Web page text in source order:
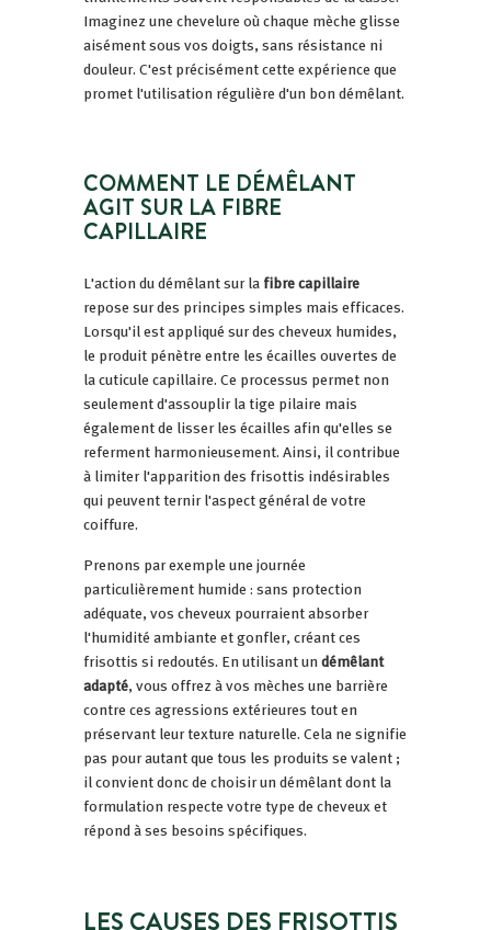
Imaginez une chevelure où chaque mèche glisse
aisément sous vos doigts, sans résistance ni
douleur. C'est précisément cette expérience que
promet l'utilisation régulière d'un bon démêlant.
COMMENT LE DÉMÊLANT
AGIT SUR LA FIBRE
CAPILLAIRE
L'action du démêlant sur lafibre capillaire
repose sur des principes simples mais efficaces.
Lorsqu'il est appliqué sur des cheveux humides,
le produit pénètre entre les écailles ouvertes de
la cuticule capillaire. Ce processus permet non
seulement d'assouplir la tige pilaire mais
également de lisser les écailles afin qu'elles se
referment harmonieusement. Ainsi, il contribue
à limiter l'apparition des frisottis indésirables
qui peuvent ternir l'aspect général de votre
coiffure.
Prenons par exemple une journée
particulièrement humide : sans protection
adéquate, vos cheveux pourraient absorber
l'humidité ambiante et gonfler, créant ces
frisottis si redoutés. En utilisant undémêlant
adapté, vous offrez à vos mèches une barrière
contre ces agressions extérieures tout en
préservant leur texture naturelle. Cela ne signifie
pas pour autant que tous les produits se valent ;
il convient donc de choisir un démêlant dont la
formulation respecte votre type de cheveux et
répond à ses besoins spécifiques.
LES CAUSES DES FRISOTTIS